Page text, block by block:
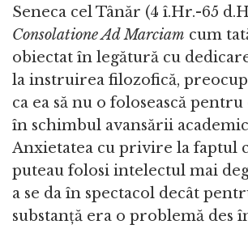
Seneca cel Tânăr (4 î.Hr.-65
Consolatione Ad Marciam cum
obiectat în legătură cu
la instruirea filozofică,
ca ea să nu o folosească
în schimbul avansării
Anxietatea cu privire la faptul
puteau folosi intelectul mai
a se da în spectacol decât
substanță era o problemă des